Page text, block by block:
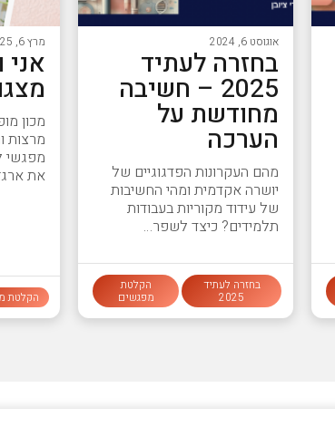
אוגוסט 6, 2024
בחזרה לעתיד
2025 – חשיבה
מחודשת על
הערכה
מהם העקרונות הפדגוגיים של
יושרה אקדמית ומהי החשיבות
של עידוד מקוריות בעבודות
תלמידים? כיצד לשפר…
בחזרה לעתיד
2025
הקלטת
מפגשים
מרץ 6, 2025
אני
מכון
מרצות
מפגשי
את
הקלטת